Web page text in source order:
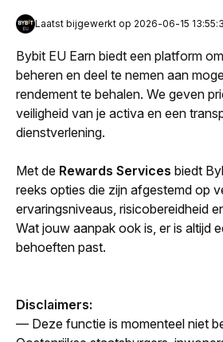
Laatst bijgewerkt op 2026-06-15
Bybit EU Earn biedt een platform
beheren en deel te nemen aan
rendement te behalen. We geven
veiligheid van je activa en een
dienstverlening.
Met de Rewards Services biedt
reeks opties die zijn afgestemd op
ervaringsniveaus, risicobereidheid
Wat jouw aanpak ook is, er is altijd
behoeften past.
Disclaimers:
— Deze functie is momenteel niet